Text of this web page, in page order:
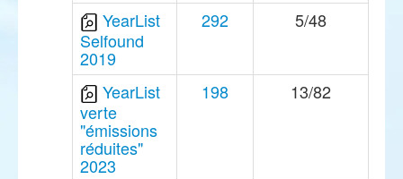
YearList
Selfound
2019
292 5/48
YearList
verte
"émissions
réduites"
2023
198 13/82